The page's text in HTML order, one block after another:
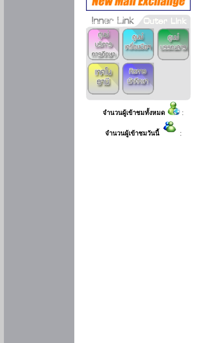
จำนวนผู้เข้าชมทั้งหมด :
จำนวนผู้เข้าชมวันนี้ :